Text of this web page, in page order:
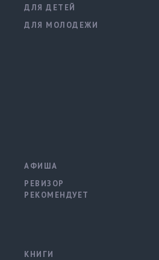
ДЛЯ ДЕТЕЙ
ДЛЯ МОЛОДЕЖИ
АФИША
РЕВИЗОР
РЕКОМЕНДУЕТ
КНИГИ